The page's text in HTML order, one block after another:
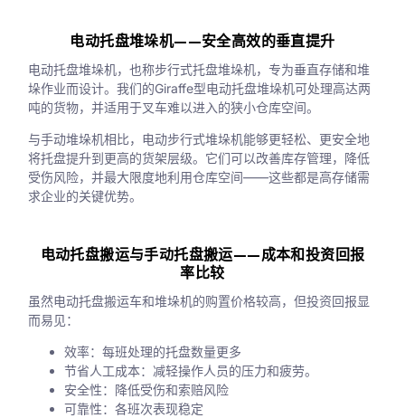
电动托盘堆垛机，也称步行式托盘堆垛机，专为垂直存储和堆
垛作业而设计。我们的Giraffe型电动托盘堆垛机可处理高达两
吨的货物，并适用于叉车难以进入的狭小仓库空间。
与手动堆垛机相比，电动步行式堆垛机能够更轻松、更安全地
将托盘提升到更高的货架层级。它们可以改善库存管理，降低
受伤风险，并最大限度地利用仓库空间——这些都是高存储需
求企业的关键优势。
电动托盘堆垛机——安全高效的垂直提升
虽然电动托盘搬运车和堆垛机的购置价格较高，但投资回报显
而易见：
效率：每班处理的托盘数量更多
节省人工成本：减轻操作人员的压力和疲劳。
安全性：降低受伤和索赔风险
可靠性：各班次表现稳定
电动托盘搬运与手动托盘搬运——成本和投资回报
率比较